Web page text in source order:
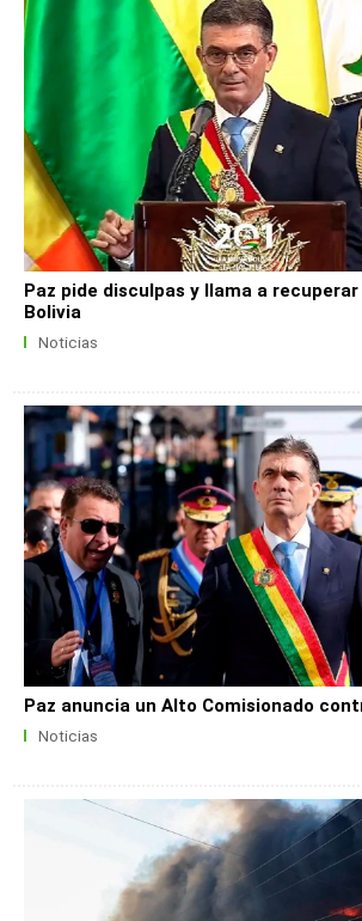
Paz pide disculpas y llama a
Bolivia
Noticias
Paz anuncia un Alto Comisionado
Noticias